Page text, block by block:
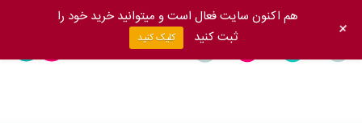
هم اکنون سایت فعال است و میتوانید خرید خود را
ثبت کنید
کلیک کنید +